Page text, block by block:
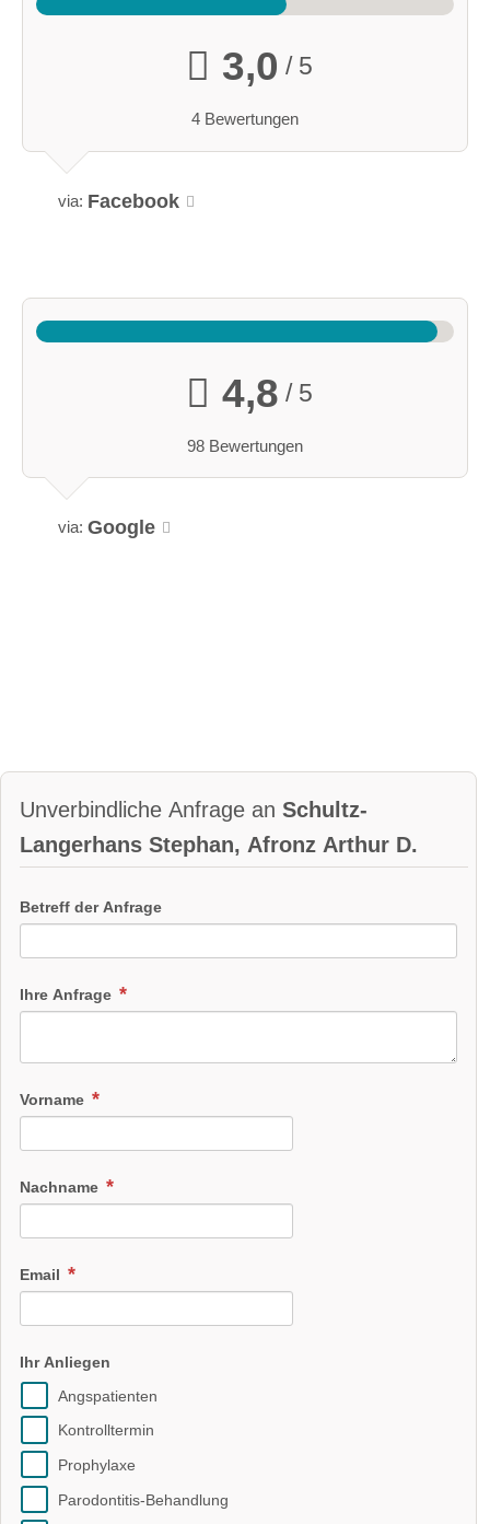
3,0 / 5
4 Bewertungen
via: Facebook
4,8 / 5
98 Bewertungen
via: Google
Unverbindliche Anfrage an Schultz-
Langerhans Stephan, Afronz Arthur D.
Betreff der Anfrage
Ihre Anfrage
Vorname
Nachname
Email
Ihr Anliegen
Angspatienten
Kontrolltermin
Prophylaxe
Parodontitis-Behandlung